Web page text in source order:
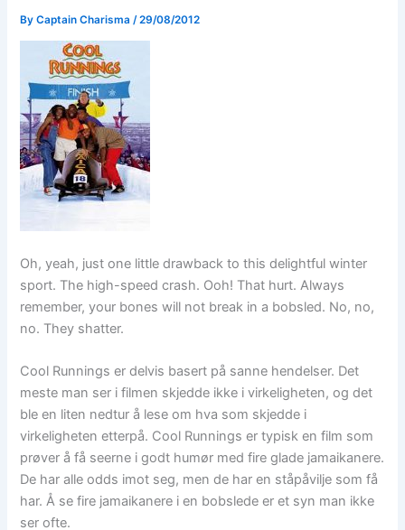
ByCaptain Charisma /29/08/2012
Oh, yeah, just one little drawback to this delightful winter
sport. The high-speed crash. Ooh! That hurt. Always
remember, your bones will not break in a bobsled. No, no,
no. They shatter.
Cool Runnings er delvis basert på sanne hendelser. Det
meste man ser i filmen skjedde ikke i virkeligheten, og det
ble en liten nedtur å lese om hva som skjedde i
virkeligheten etterpå. Cool Runnings er typisk en film som
prøver å få seerne i godt humør med fire glade jamaikanere.
De har alle odds imot seg, men de har en ståpåvilje som få
har. Å se fire jamaikanere i en bobslede er et syn man ikke
ser ofte.